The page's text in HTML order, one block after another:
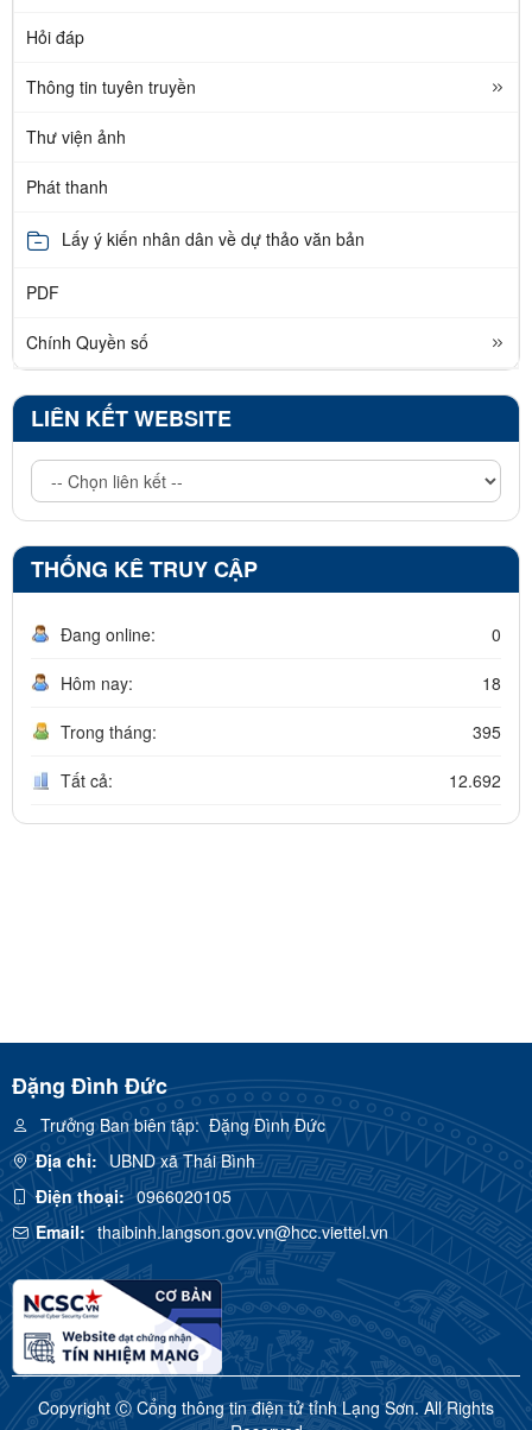
Hỏi đáp
Thông tin tuyên truyền
Thư viện ảnh
Phát thanh
Lấy ý kiến nhân dân về dự thảo văn bản
PDF
Chính Quyền số
LIÊN KẾT WEBSITE
THỐNG KÊ TRUY CẬP
Đang online: 0
Hôm nay: 18
Trong tháng: 395
Tất cả: 12.692
Đặng Đình Đức
Trưởng Ban biên tập:Đặng Đình Đức
Địa chỉ: UBND xã Thái Bình
Điện thoại: 0966020105
Email: thaibinh.langson.gov.vn@hcc.viettel.vn
Copyright Ⓒ Cổng thông tin điện tử tỉnh Lạng Sơn. All Rights